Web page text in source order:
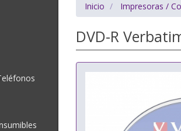
Inicio Impresoras /
DVD-R